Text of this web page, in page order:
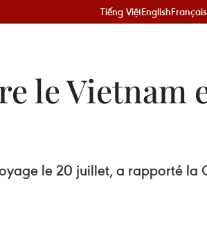
Tiếng ViệtEnglishFrançais
le Vietnam
le 20 juillet, a rapporté la